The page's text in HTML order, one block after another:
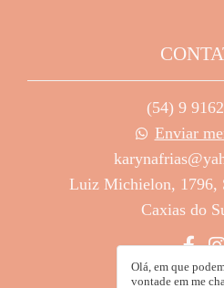
(54) 9
Enviar
Luiz Michielon, 1796,
Caxias do
Olá, em que
vontade em me